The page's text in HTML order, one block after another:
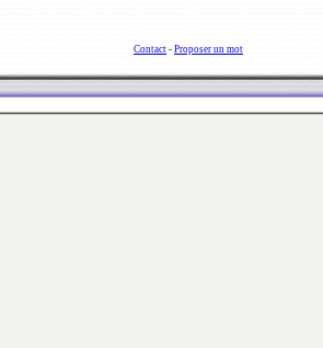
Contact - Proposer un mot